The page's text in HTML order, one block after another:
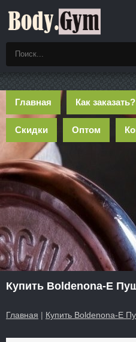
Главная Как заказать?
Скидки Оптом
Купить Boldenona-E
Главная | Купить Boldenona-E